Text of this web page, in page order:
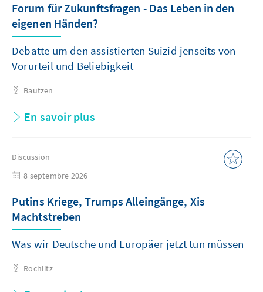
Forum für Zukunftsfragen - Das Leben in den
eigenen Händen?
Debatte um den assistierten Suizid jenseits von
Vorurteil und Beliebigkeit
Bautzen
En savoir plus
Discussion
8 septembre 2026
Putins Kriege, Trumps Alleingänge, Xis
Machtstreben
Was wir Deutsche und Europäer jetzt tun müssen
Rochlitz